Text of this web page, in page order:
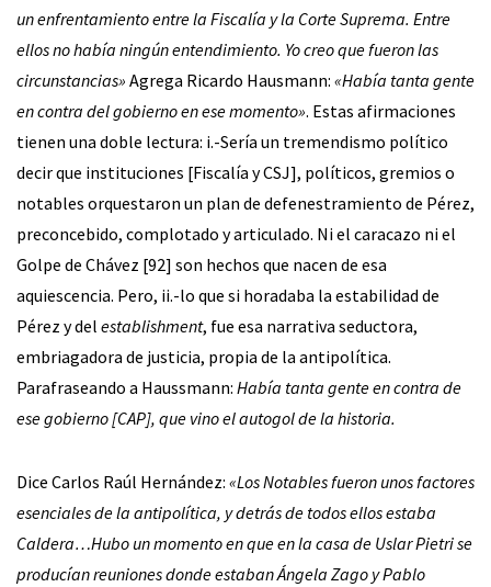
un enfrentamiento entre la Fiscalía y la Corte Suprema. Entre
ellos no había ningún entendimiento. Yo creo que fueron las
circunstancias» Agrega Ricardo Hausmann: «Había tanta gente
en contra del gobierno en ese momento». Estas afirmaciones
tienen una doble lectura: i.-Sería un tremendismo político
decir que instituciones [Fiscalía y CSJ], políticos, gremios o
notables orquestaron un plan de defenestramiento de Pérez,
preconcebido, complotado y articulado. Ni el caracazo ni el
Golpe de Chávez [92] son hechos que nacen de esa
aquiescencia. Pero, ii.-lo que si horadaba la estabilidad de
Pérez y del establishment, fue esa narrativa seductora,
embriagadora de justicia, propia de la antipolítica.
Parafraseando a Haussmann: Había tanta gente en contra de
ese gobierno [CAP], que vino el autogol de la historia.
Dice Carlos Raúl Hernández: «Los Notables fueron unos factores
esenciales de la antipolítica, y detrás de todos ellos estaba
Caldera…Hubo un momento en que en la casa de Uslar Pietri se
producían reuniones donde estaban Ángela Zago y Pablo